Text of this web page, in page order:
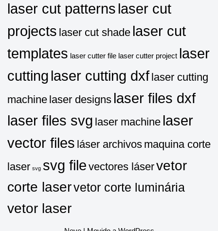
laser cut patterns laser cut
projects laser cut shade laser cut
templates laser cutter file laser cutter project laser
cutting laser cutting dxf laser cutting
machine laser designs laser files dxf
laser files svg laser machine laser
vector files láser archivos maquina corte
laser svg svg file vectores láservetor
corte laservetor corte luminária
vetor laser